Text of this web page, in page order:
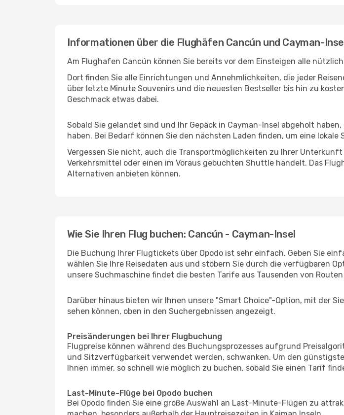
Informationen über die Flughäfen Cancún und Cayman-
Am Flughafen Cancún können Sie bereits vor dem Einsteigen alle
Dort finden Sie alle Einrichtungen und Annehmlichkeiten, die jeder
über letzte Minute Souvenirs und die neuesten Bestseller bis hin zu
Geschmack etwas dabei.
Sobald Sie gelandet sind und Ihr Gepäck in Cayman-Insel abgeholt
haben. Bei Bedarf können Sie den nächsten Laden finden, um eine
Vergessen Sie nicht, auch die Transportmöglichkeiten zu Ihrer
Verkehrsmittel oder einen im Voraus gebuchten Shuttle handelt. Das
Alternativen anbieten können.
Wie Sie Ihren Flug buchen: Cancún - Cayman-Insel
Die Buchung Ihrer Flugtickets über Opodo ist sehr einfach. Geben Sie
wählen Sie Ihre Reisedaten aus und stöbern Sie durch die verfügbaren
unsere Suchmaschine findet die besten Tarife aus Tausenden von
Darüber hinaus bieten wir Ihnen unsere "Smart Choice"-Option, mit der
sehen können, oben in den Suchergebnissen angezeigt.
Preisänderungen bei Ihrer Flugbuchung
Flugpreise können während des Buchungsprozesses aufgrund
und Sitzverfügbarkeit verwendet werden, schwanken. Um den
Ihnen immer, so schnell wie möglich zu buchen, sobald Sie einen Tarif
Last-Minute-Flüge bei Opodo buchen
Bei Opodo finden Sie eine große Auswahl an Last-Minute-Flügen zu